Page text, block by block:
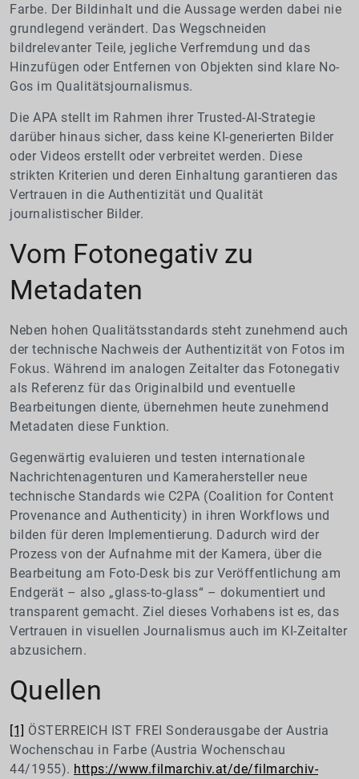
Farbe. Der Bildinhalt und die Aussage werden dabei nie
grundlegend verändert. Das Wegschneiden
bildrelevanter Teile, jegliche Verfremdung und das
Hinzufügen oder Entfernen von Objekten sind klare No-
Gos im Qualitätsjournalismus.
Die APA stellt im Rahmen ihrer Trusted-AI-Strategie
darüber hinaus sicher, dass keine KI-generierten Bilder
oder Videos erstellt oder verbreitet werden. Diese
strikten Kriterien und deren Einhaltung garantieren das
Vertrauen in die Authentizität und Qualität
journalistischer Bilder.
Vom Fotonegativ zu
Metadaten
Neben hohen Qualitätsstandards steht zunehmend auch
der technische Nachweis der Authentizität von Fotos im
Fokus. Während im analogen Zeitalter das Fotonegativ
als Referenz für das Originalbild und eventuelle
Bearbeitungen diente, übernehmen heute zunehmend
Metadaten diese Funktion.
Gegenwärtig evaluieren und testen internationale
Nachrichtenagenturen und Kamerahersteller neue
technische Standards wie C2PA (Coalition for Content
Provenance and Authenticity) in ihren Workflows und
bilden für deren Implementierung. Dadurch wird der
Prozess von der Aufnahme mit der Kamera, über die
Bearbeitung am Foto-Desk bis zur Veröffentlichung am
Endgerät – also „glass-to-glass“ – dokumentiert und
transparent gemacht. Ziel dieses Vorhabens ist es, das
Vertrauen in visuellen Journalismus auch im KI-Zeitalter
abzusichern.
Quellen
[1] ÖSTERREICH IST FREI Sonderausgabe der Austria
Wochenschau in Farbe (Austria Wochenschau
44/1955). https://www.filmarchiv.at/de/filmarchiv-